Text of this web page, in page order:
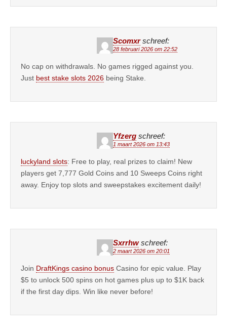
Scomxr schreef:
28 februari 2026 om 22:52
No cap on withdrawals. No games rigged against you.
Just best stake slots 2026 being Stake.
Yfzerg schreef:
1 maart 2026 om 13:43
luckyland slots: Free to play, real prizes to claim! New
players get 7,777 Gold Coins and 10 Sweeps Coins right
away. Enjoy top slots and sweepstakes excitement daily!
Sxrrhw schreef:
2 maart 2026 om 20:01
Join DraftKings casino bonus Casino for epic value. Play
$5 to unlock 500 spins on hot games plus up to $1K back
if the first day dips. Win like never before!